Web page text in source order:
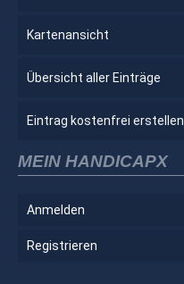
Kartenansicht
Übersicht aller Einträge
Eintrag kostenfrei erstellen
MEIN HANDICAPX
Anmelden
Registrieren